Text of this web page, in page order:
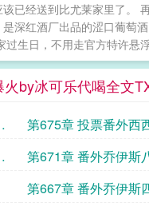
已经送到比尤莱家里了
深红酒厂出品的涩口葡萄
过生日，不用走官方特许
火by冰可乐代喝全文
第675章 投票番外西
四
第671章 番外乔伊斯
第667章 番外乔伊斯